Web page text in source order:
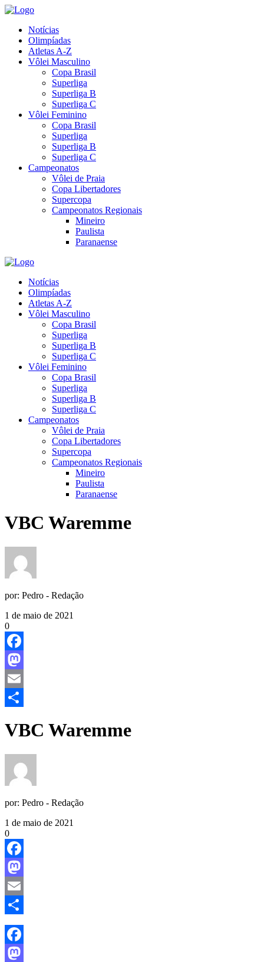
Notícias
Olimpíadas
Atletas A-Z
Vôlei Masculino
Copa Brasil
Superliga
Superliga B
Superliga C
Vôlei Feminino
Copa Brasil
Superliga
Superliga B
Superliga C
Campeonatos
Vôlei de Praia
Copa Libertadores
Supercopa
Campeonatos Regionais
Mineiro
Paulista
Paranaense
Notícias
Olimpíadas
Atletas A-Z
Vôlei Masculino
Copa Brasil
Superliga
Superliga B
Superliga C
Vôlei Feminino
Copa Brasil
Superliga
Superliga B
Superliga C
Campeonatos
Vôlei de Praia
Copa Libertadores
Supercopa
Campeonatos Regionais
Mineiro
Paulista
Paranaense
VBC Waremme
por: Pedro - Redação
1 de maio de 2021
0
Facebook
Mastodon
Email
VBC Waremme
por: Pedro - Redação
1 de maio de 2021
0
Facebook
Mastodon
Email
Share
Facebook